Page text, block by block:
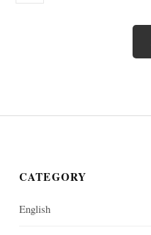
CATEGORY
English